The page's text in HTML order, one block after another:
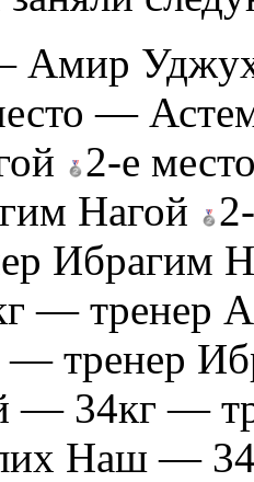
Амир
—
2-е
Нагой
Ибрагим
— тренер
— тренер
— 34кг —
Наш —